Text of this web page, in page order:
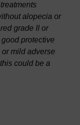
alopecia or
grade II or
protective
mild adverse
could be a